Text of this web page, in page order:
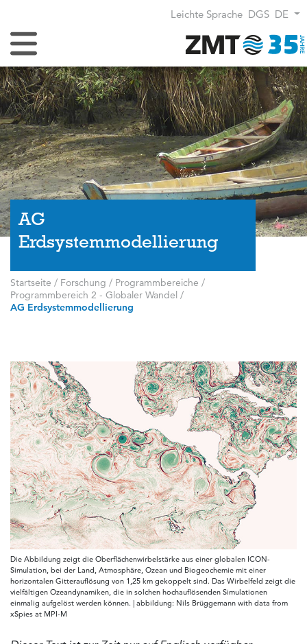
Leichte Sprache DGS DE
Navigation umschalten
AG
Erdsystemmodellierung
Startseite / Forschung / Programmbereiche /
Programmbereich 2 - Globaler Wandel /
AG Erdsystemmodellierung
Die Abbildung zeigt die Oberflächenwirbelstärke aus einer globalen ICON-
Simulation, bei der Land, Atmosphäre, Ozean und Biogeochemie mit einer
horizontalen Gitterauflösung von 1,25 km gekoppelt sind. Das Wirbelfeld zeigt die
vielfältigen Ozeandynamiken, die in solchen hochauflösenden Simulationen
einmalig aufgelöst werden können. | abbildung: Nils Brüggemann with data from
xSpies at MPI-M